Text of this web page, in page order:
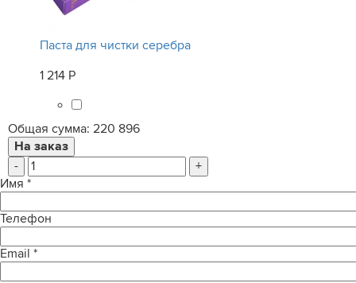
Паста для чистки серебра
1 214 Р
Общая сумма: 220 896
-
+
Имя *
Телефон
Email *